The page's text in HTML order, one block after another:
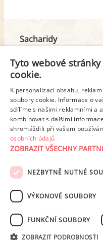
Sacharidy
Tuk
z toho nas. mastné
PODMÍNKY UŽITÍ ZÁSADY
Tyto webové
cookie.
K personalizaci obsahu,
soubory cookie. Informace o
sdílíme s našimi reklamními a
kombinovat s dalšími
shromáždili při vašem
osobních údajů
ZOBRAZIT VŠECHNY
NEZBYTNĚ NUTNÉ
VÝKONOVÉ SOUBORY
FUNKČNÍ SOUBORY
ZOBRAZIT PODROBNOSTI